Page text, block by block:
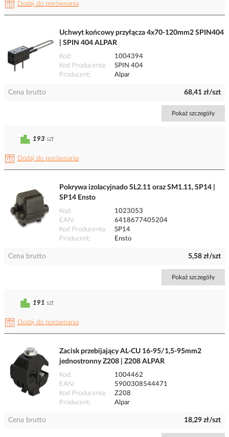
Dodaj do porównania
Uchwyt końcowy przyłącza 4x70-120mm2 SPIN404
| SPIN 404 ALPAR
Kod
1004394
Kod Producenta
SPIN 404
Producent
Alpar
Cena brutto 68,41 zł/szt
Pokaż szczegóły
Dodaj do porównania
193 szt
Pokrywa izolacyjnado SL2.11 oraz SM1.11, SP14 |
SP14 Ensto
Kod
1023053
EAN
6418677405204
Kod Producenta
SP14
Producent
Ensto
Cena brutto 5,58 zł/szt
Pokaż szczegóły
Dodaj do porównania
191 szt
Zacisk przebijający AL-CU 16-95/1,5-95mm2
jednostronny Z208 | Z208 ALPAR
Kod
1004462
EAN
5900308544471
Kod Producenta
Z208
Producent
Alpar
Cena brutto 18,29 zł/szt